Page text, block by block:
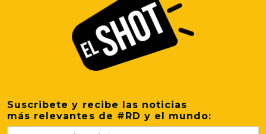
Suscribete y recibe las noticias
más relevantes de #RD y el mundo: